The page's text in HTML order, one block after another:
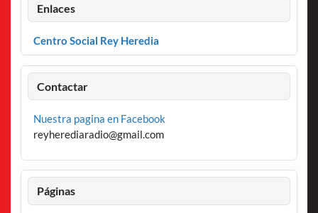
Enlaces
Centro Social Rey Heredia
Contactar
Nuestra pagina en Facebook
reyherediaradio@gmail.com
Páginas